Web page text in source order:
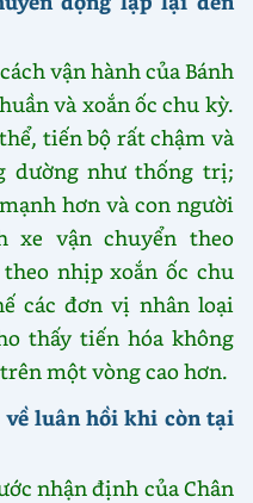
vận hành của Bánh
và xoắn ốc chu kỳ.
tiến bộ rất chậm và
dường như thống trị;
hơn và con người
xe vận chuyển theo
nhịp xoắn ốc chu
các đơn vị nhân loại
thấy tiến hóa không
một vòng cao hơn.
luân hồi khi còn tại
nhận định của Chân